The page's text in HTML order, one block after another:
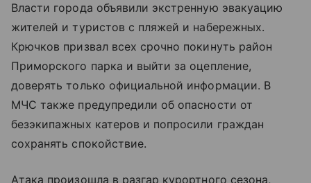
Власти города объявили экстренную эвакуацию
жителей и туристов с пляжей и набережных.
Крючков призвал всех срочно покинуть район
Приморского парка и выйти за оцепление,
доверять только официальной информации. В
МЧС также предупредили об опасности от
безэкипажных катеров и попросили граждан
сохранять спокойствие.
Атака произошла в разгар курортного сезона,